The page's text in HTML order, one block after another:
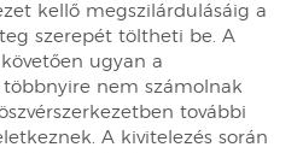
kellő megszilárdulásáig a
szerepét töltheti be. A
ugyan a
nem számolnak
további
A kivitelezés során